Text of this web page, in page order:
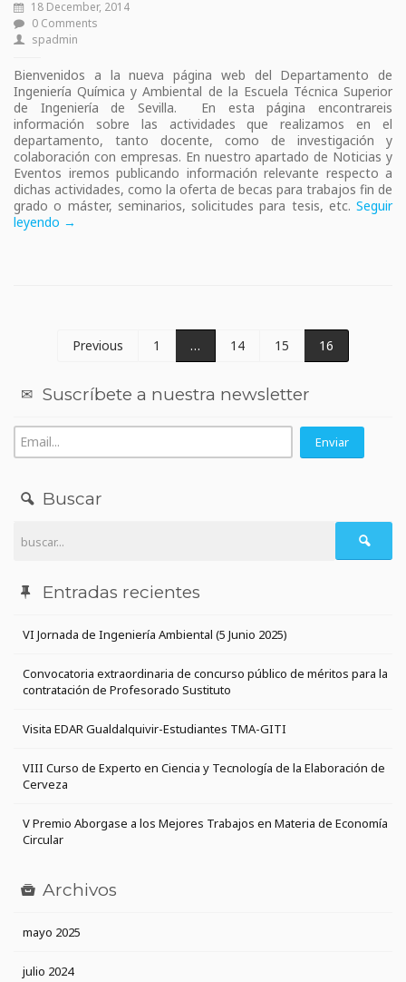
18 December, 2014
0 Comments
spadmin
Bienvenidos a la nueva página web del Departamento de
Ingeniería Química y Ambiental de la Escuela Técnica Superior
de Ingeniería de Sevilla. En esta página encontrareis
información sobre las actividades que realizamos en el
departamento, tanto docente, como de investigación y
colaboración con empresas. En nuestro apartado de Noticias y
Eventos iremos publicando información relevante respecto a
dichas actividades, como la oferta de becas para trabajos fin de
grado o máster, seminarios, solicitudes para tesis, etc. Seguir
leyendo →
Previous 1 … 14 15 16
Suscríbete a nuestra newsletter
Buscar
Entradas recientes
VI Jornada de Ingeniería Ambiental (5 Junio 2025)
Convocatoria extraordinaria de concurso público de méritos para la
contratación de Profesorado Sustituto
Visita EDAR Gualdalquivir-Estudiantes TMA-GITI
VIII Curso de Experto en Ciencia y Tecnología de la Elaboración de
Cerveza
V Premio Aborgase a los Mejores Trabajos en Materia de Economía
Circular
Archivos
mayo 2025
julio 2024